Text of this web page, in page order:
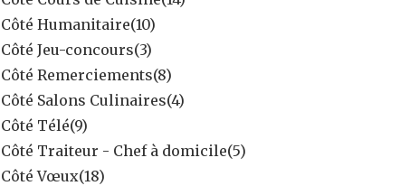
Côté Humanitaire(10)
Côté Jeu-concours(3)
Côté Remerciements(8)
Côté Salons Culinaires(4)
Côté Télé(9)
Côté Traiteur - Chef à domicile(5)
Côté Vœux(18)